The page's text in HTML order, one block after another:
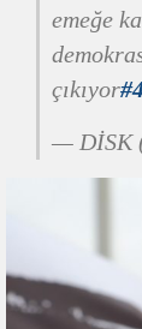
emeğe
çıkıyor
— DİSK